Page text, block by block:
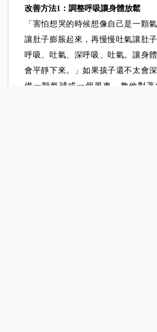
改善方法1：調整呼吸讓身體放鬆
「害怕想哭的時候想像自己是一顆
讓肚子膨脹起來，再慢慢吐氣讓肚
呼吸、吐氣、深呼吸、吐氣。讓身
會平靜下來。」如果孩子還不太會
備一顆氣球或一個風車，教他對